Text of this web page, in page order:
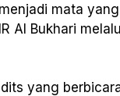
mata
Al Bukhari